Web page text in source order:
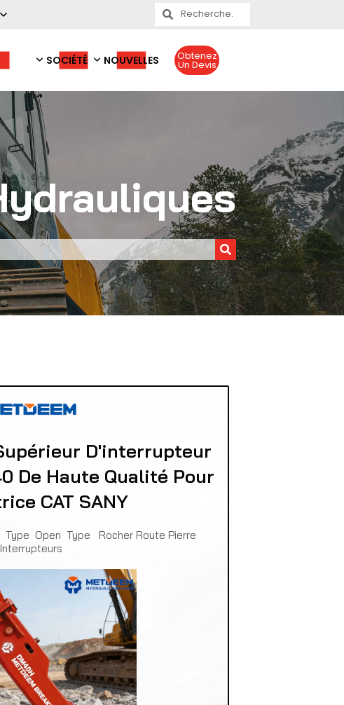
SOCIÉTÉ NOUVELLES Obtenez
Un Devis
D'interrupteur
De Haute Qualité Pour
CAT SANY
Type Open Type Rocher Route Pierre
Interrupteurs